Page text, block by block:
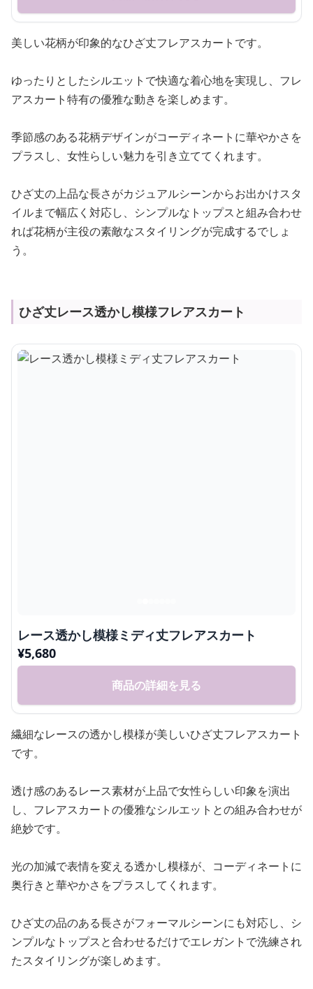
美しい花柄が印象的なひざ丈フレアスカートです。
ゆったりとしたシルエットで快適な着心地を実現し、フレ
アスカート特有の優雅な動きを楽しめます。
季節感のある花柄デザインがコーディネートに華やかさを
プラスし、女性らしい魅力を引き立ててくれます。
ひざ丈の上品な長さがカジュアルシーンからお出かけスタ
イルまで幅広く対応し、シンプルなトップスと組み合わせ
れば花柄が主役の素敵なスタイリングが完成するでしょ
う。
ひざ丈レース透かし模様フレアスカート
レース透かし模様ミディ丈フレアスカート
¥5,680
商品の詳細を見る
繊細なレースの透かし模様が美しいひざ丈フレアスカート
です。
透け感のあるレース素材が上品で女性らしい印象を演出
し、フレアスカートの優雅なシルエットとの組み合わせが
絶妙です。
光の加減で表情を変える透かし模様が、コーディネートに
奥行きと華やかさをプラスしてくれます。
ひざ丈の品のある長さがフォーマルシーンにも対応し、シ
ンプルなトップスと合わせるだけでエレガントで洗練され
たスタイリングが楽しめます。